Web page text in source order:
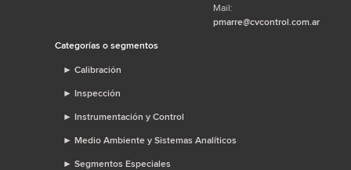
Mail:
pmarre@cvcontrol.com.ar
Categorías o segmentos
► Calibración
► Inspección
► Instrumentación y Control
► Medio Ambiente y Sistemas Analíticos
► Segmentos Especiales